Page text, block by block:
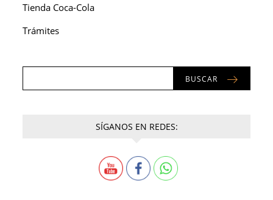
Tienda Coca-Cola
Trámites
BUSCAR
SÍGANOS EN REDES: